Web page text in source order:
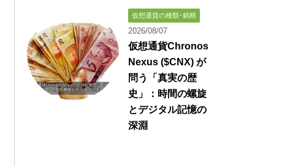
仮想通貨の種類･銘柄
2026/08/07
仮想通貨Chronos
Nexus ($CNX) が
問う「真実の歴
史」：時間の螺旋
とデジタル記憶の
深淵